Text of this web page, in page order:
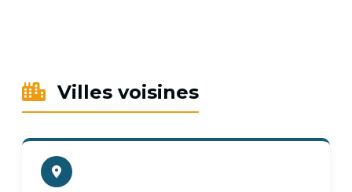
Villes voisines